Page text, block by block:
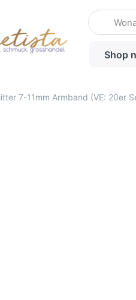
Geben Sie
Shop
7-11mm Armband (VE: 20er